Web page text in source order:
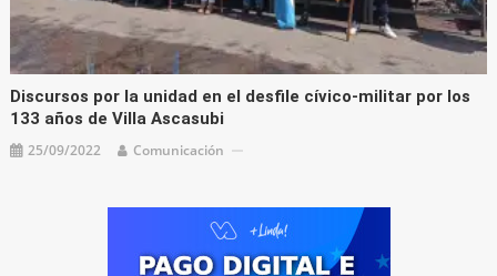
Discursos por la unidad en el desfile cívico-militar por los
133 años de Villa Ascasubi
25/09/2022 Comunicación